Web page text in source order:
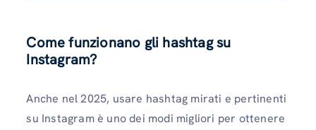
Come funzionano gli hashtag su
Instagram?
Anche nel 2025, usare hashtag mirati e pertinenti
su Instagram è uno dei modi migliori per ottenere